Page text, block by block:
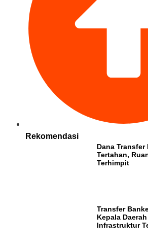
Rekomendasi
Dana Transfer
Tertahan,
Terhimpit
Transfer
Kepala
Infrastruktur